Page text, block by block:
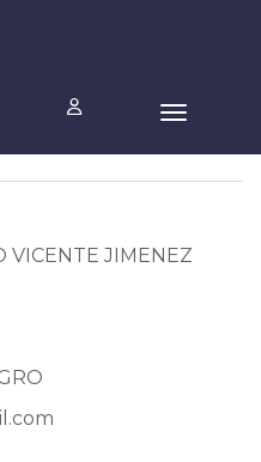
VICENTE JIMENEZ